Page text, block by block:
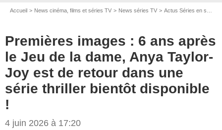
Accueil News cinéma, films et séries TV News séries TV Actus Séries en streaming
Premières images : 6 ans après
le Jeu de la dame, Anya Taylor-
Joy est de retour dans une
série thriller bientôt disponible
!
4 juin 2026 à 17:20